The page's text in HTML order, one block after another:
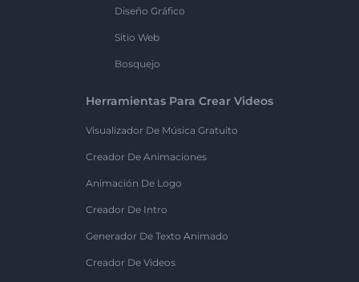
Diseño Gráfico
Sitio Web
Bosquejo
Herramientas Para Crear Videos
Visualizador De Música Gratuito
Creador De Animaciones
Animación De Logo
Creador De Intro
Generador De Texto Animado
Creador De Videos